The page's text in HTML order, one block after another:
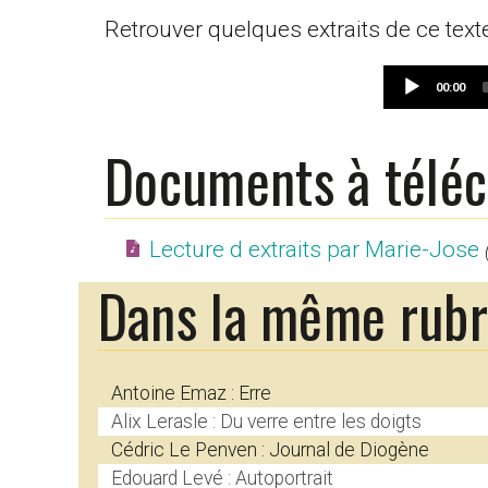
Retrouver quelques extraits de ce
Current
00:00
Documents à
Lecture d extraits par Marie-Jose
Dans la même
Antoine Emaz : Erre
Alix Lerasle : Du verre entre les doigts
Cédric Le Penven : Journal de Diogène
Edouard Levé : Autoportrait